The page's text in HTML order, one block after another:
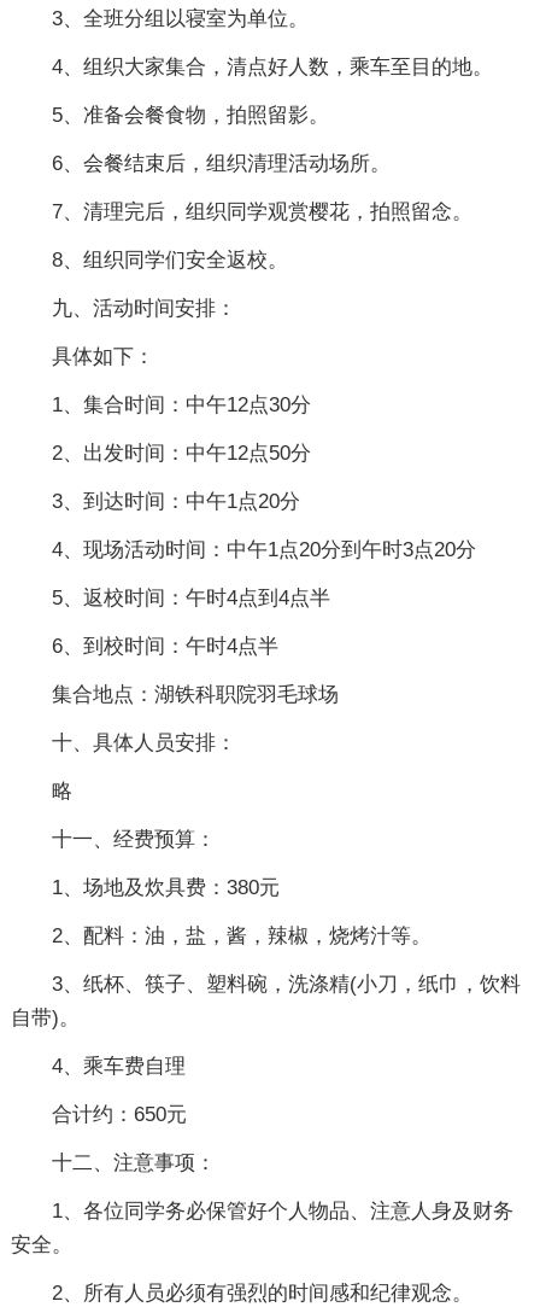
3、全班分组以寝室为单位。
4、组织大家集合，清点好人数，乘车至目的地。
5、准备会餐食物，拍照留影。
6、会餐结束后，组织清理活动场所。
7、清理完后，组织同学观赏樱花，拍照留念。
8、组织同学们安全返校。
九、活动时间安排：
具体如下：
1、集合时间：中午12点30分
2、出发时间：中午12点50分
3、到达时间：中午1点20分
4、现场活动时间：中午1点20分到午时3点20分
5、返校时间：午时4点到4点半
6、到校时间：午时4点半
集合地点：湖铁科职院羽毛球场
十、具体人员安排：
略
十一、经费预算：
1、场地及炊具费：380元
2、配料：油，盐，酱，辣椒，烧烤汁等。
3、纸杯、筷子、塑料碗，洗涤精(小刀，纸巾，饮料
自带)。
4、乘车费自理
合计约：650元
十二、注意事项：
1、各位同学务必保管好个人物品、注意人身及财务
安全。
2、所有人员必须有强烈的时间感和纪律观念。